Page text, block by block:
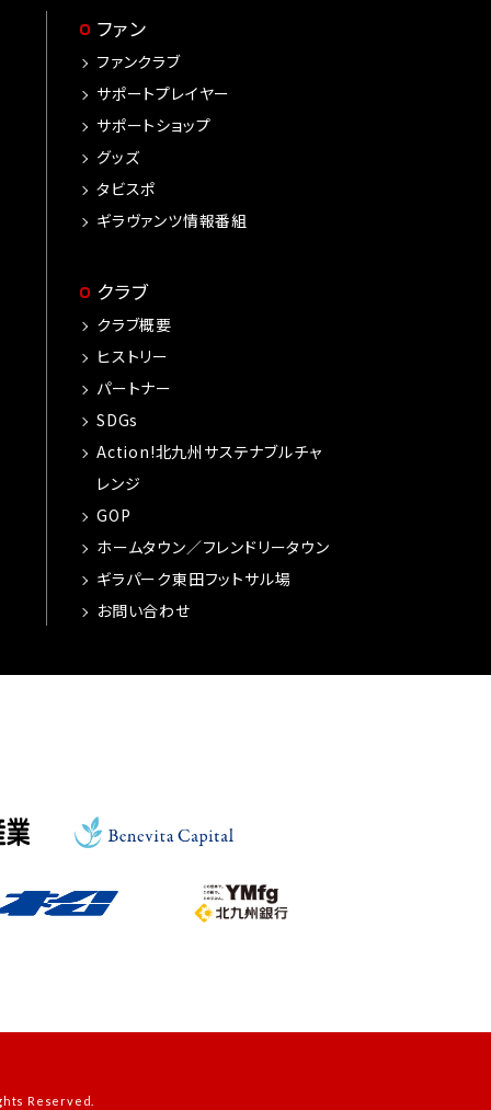
ファン
ファンクラブ
サポートプレイヤー
サポートショップ
グッズ
タビスポ
ギラヴァンツ情報番組
クラブ
クラブ概要
ヒストリー
パートナー
SDGs
Action!北九州サステナブルチャ
レンジ
GOP
ホームタウン／フレンドリータウン
ギラパーク東田フットサル場
お問い合わせ
Reserved.